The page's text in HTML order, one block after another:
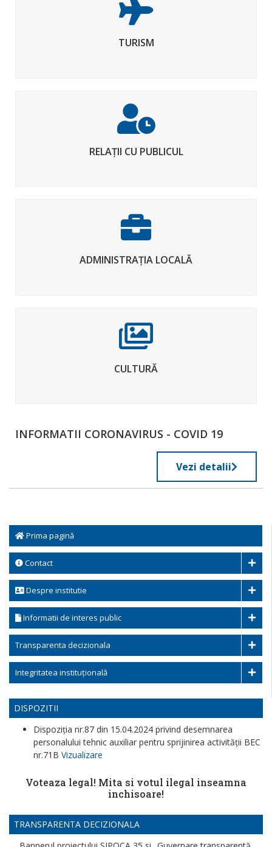
Prima pagină
Contact
Despre institutie
Informatii de interes public
Transparenta decizionala
Integritatea instituțională
TURISM
RELAȚII CU PUBLICUL
ADMINISTRAȚIA LOCALĂ
CULTURĂ
INFORMATII CORONAVIRUS - COVID 19
Vezi detalii
DISPOZITII
Dispoziția nr.87 din 15.04.2024 privind desemnarea
personalului tehnic auxiliar pentru sprijinirea activității BEC
nr.71B Vizualizare
Voteaza legal! Mita si votul ilegal inseamna
inchisoare!
TRANSPARENTA DECIZIONALA